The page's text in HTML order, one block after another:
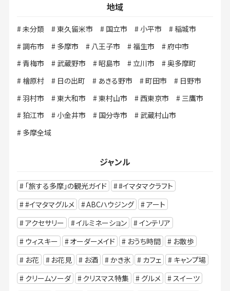
地域
未分類 東久留米市 国立市 小平市
稲城市
調布市
多摩市 八王子市 福生市
府中市
青梅市
武蔵野市 昭島市 立川市
奥多摩町
檜原村
日の出町 あきる野市 町田市
日野市
羽村市
東大和市 東村山市 西東京市
三鷹市
狛江市
小金井市 国分寺市
武蔵村山市
多摩全域
ジャンル
「旅する多摩」の観光ガイド
#イマタマクラフト
#イマタマグルメ
ABCハウジング
アート
アクセサリー
イルミネーション
インテリア
ウィスキー
オーダーメイド おうち時間
お散歩
お花
お花見 お酒 かき氷 カフェ
キャンプ場
クリームソーダ
クリスマス特集 グルメ
スイーツ